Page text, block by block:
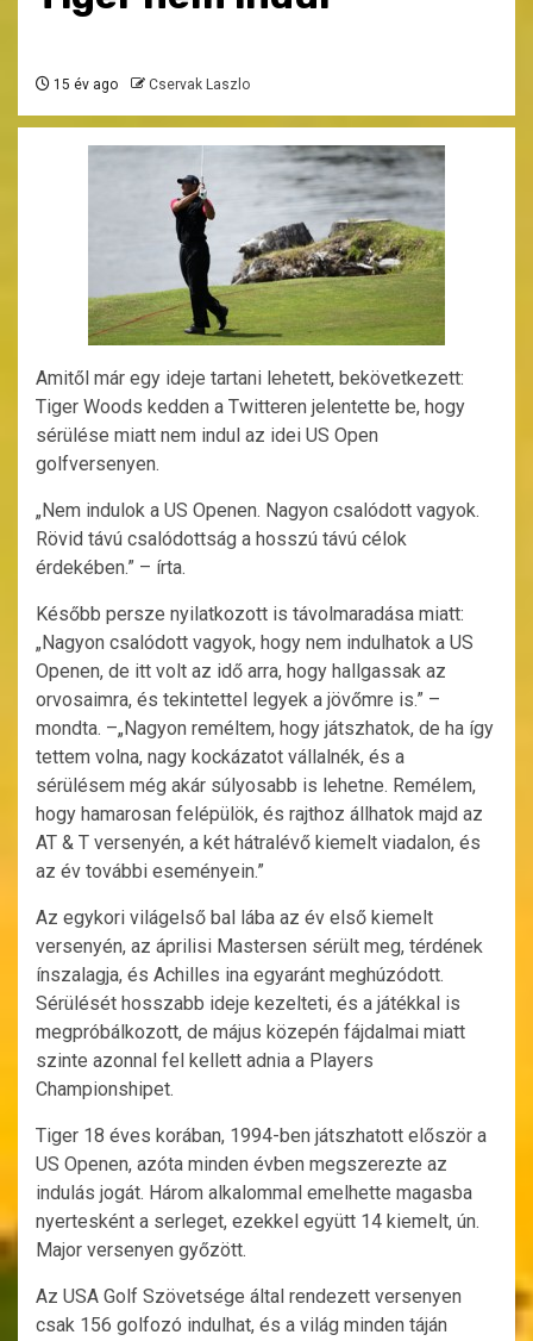
15 év ago Cservak Laszlo
Amitől már egy ideje tartani lehetett, bekövetkezett:
Tiger Woods kedden a Twitteren jelentette be, hogy
sérülése miatt nem indul az idei US Open
golfversenyen.
„Nem indulok a US Openen. Nagyon csalódott vagyok.
Rövid távú csalódottság a hosszú távú célok
érdekében.” – írta.
Később persze nyilatkozott is távolmaradása miatt:
„Nagyon csalódott vagyok, hogy nem indulhatok a US
Openen, de itt volt az idő arra, hogy hallgassak az
orvosaimra, és tekintettel legyek a jövőmre is.” –
mondta. –„Nagyon reméltem, hogy játszhatok, de ha így
tettem volna, nagy kockázatot vállalnék, és a
sérülésem még akár súlyosabb is lehetne. Remélem,
hogy hamarosan felépülök, és rajthoz állhatok majd az
AT & T versenyén, a két hátralévő kiemelt viadalon, és
az év további eseményein.”
Az egykori világelső bal lába az év első kiemelt
versenyén, az áprilisi Mastersen sérült meg, térdének
ínszalagja, és Achilles ina egyaránt meghúzódott.
Sérülését hosszabb ideje kezelteti, és a játékkal is
megpróbálkozott, de május közepén fájdalmai miatt
szinte azonnal fel kellett adnia a Players
Championshipet.
Tiger 18 éves korában, 1994-ben játszhatott először a
US Openen, azóta minden évben megszerezte az
indulás jogát. Három alkalommal emelhette magasba
nyertesként a serleget, ezekkel együtt 14 kiemelt, ún.
Major versenyen győzött.
Az USA Golf Szövetsége által rendezett versenyen
csak 156 golfozó indulhat, és a világ minden táján